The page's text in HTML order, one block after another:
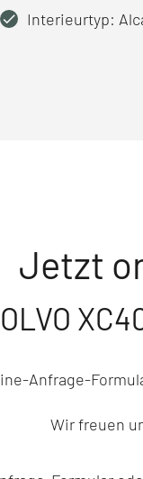
Interieurtyp:
Jetzt
Anfrage-
Wir freuen